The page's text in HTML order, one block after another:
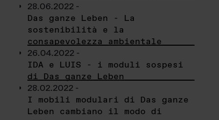
28.06.2022 -
Das ganze Leben - La
sostenibilità e la
consapevolezza ambientale
26.04.2022 -
IDA e LUIS - i moduli sospesi
di Das ganze Leben
28.02.2022 -
I mobili modulari di Das ganze
Leben cambiano il modo di